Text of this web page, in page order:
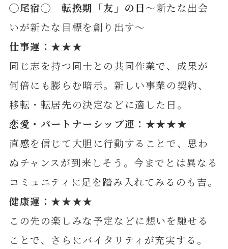
◯尾宿◯ 転換期「友」の日～新たな出会
いが新たな目標を創り出す～
仕事運：★★★
同じ志を持つ同士との共同作業で、成果が
何倍にも膨らむ暗示。新しい事業の契約、
移転・転居先の決定などに適した日。
恋愛・パートナーシップ運：★★★★
直感を信じて大胆に行動することで、思わ
ぬチャンスが到来しそう。今までとは異なる
コミュニティに足を踏み入れてみるのも吉。
健康運：★★★★
この先の楽しみな予定などに想いを馳せる
ことで、さらにバイタリティが充実する。